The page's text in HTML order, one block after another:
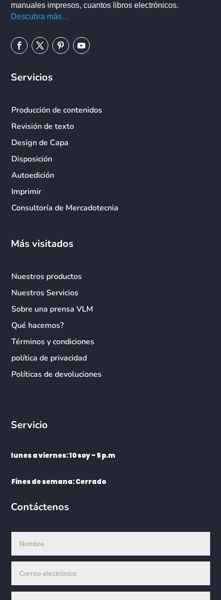
manuales impresos, cuantos libros electrónicos.
Descubra más…
Servicios
Producción de contenidos
Revisión de texto
Design de Capa
Disposición
Autoedición
Imprimir
Consultoría de Mercadotecnia
Más visitados
Nuestros productos
Nuestros Servicios
Sobre una prensa VLM
Qué hacemos?
Términos y condiciones
política de privacidad
Políticas de devoluciones
Servicio
lunes a viernes: 10 soy – 5 p.m
Fines de semana: Cerrado
Contáctenos